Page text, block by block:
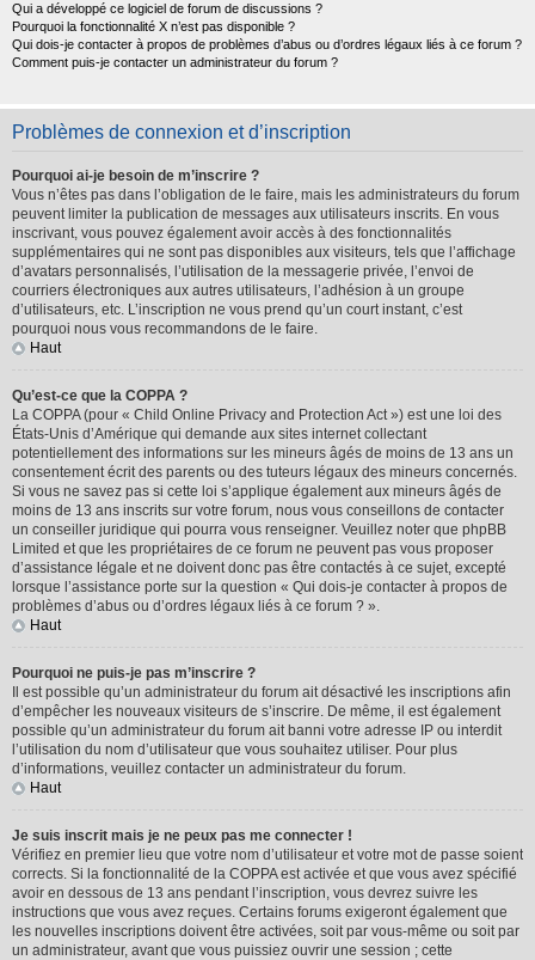
Qui a développé ce logiciel de forum de discussions ?
Pourquoi la fonctionnalité X n’est pas disponible ?
Qui dois-je contacter à propos de problèmes d’abus ou d’ordres légaux liés à ce forum ?
Comment puis-je contacter un administrateur du forum ?
Problèmes de connexion et d’inscription
Pourquoi ai-je besoin de m’inscrire ?
Vous n’êtes pas dans l’obligation de le faire, mais les administrateurs du forum
peuvent limiter la publication de messages aux utilisateurs inscrits. En vous
inscrivant, vous pouvez également avoir accès à des fonctionnalités
supplémentaires qui ne sont pas disponibles aux visiteurs, tels que l’affichage
d’avatars personnalisés, l’utilisation de la messagerie privée, l’envoi de
courriers électroniques aux autres utilisateurs, l’adhésion à un groupe
d’utilisateurs, etc. L’inscription ne vous prend qu’un court instant, c’est
pourquoi nous vous recommandons de le faire.
Haut
Qu’est-ce que la COPPA ?
La COPPA (pour « Child Online Privacy and Protection Act ») est une loi des
États-Unis d’Amérique qui demande aux sites internet collectant
potentiellement des informations sur les mineurs âgés de moins de 13 ans un
consentement écrit des parents ou des tuteurs légaux des mineurs concernés.
Si vous ne savez pas si cette loi s’applique également aux mineurs âgés de
moins de 13 ans inscrits sur votre forum, nous vous conseillons de contacter
un conseiller juridique qui pourra vous renseigner. Veuillez noter que phpBB
Limited et que les propriétaires de ce forum ne peuvent pas vous proposer
d’assistance légale et ne doivent donc pas être contactés à ce sujet, excepté
lorsque l’assistance porte sur la question « Qui dois-je contacter à propos de
problèmes d’abus ou d’ordres légaux liés à ce forum ? ».
Haut
Pourquoi ne puis-je pas m’inscrire ?
Il est possible qu’un administrateur du forum ait désactivé les inscriptions afin
d’empêcher les nouveaux visiteurs de s’inscrire. De même, il est également
possible qu’un administrateur du forum ait banni votre adresse IP ou interdit
l’utilisation du nom d’utilisateur que vous souhaitez utiliser. Pour plus
d’informations, veuillez contacter un administrateur du forum.
Haut
Je suis inscrit mais je ne peux pas me connecter !
Vérifiez en premier lieu que votre nom d’utilisateur et votre mot de passe soient
corrects. Si la fonctionnalité de la COPPA est activée et que vous avez spécifié
avoir en dessous de 13 ans pendant l’inscription, vous devrez suivre les
instructions que vous avez reçues. Certains forums exigeront également que
les nouvelles inscriptions doivent être activées, soit par vous-même ou soit par
un administrateur, avant que vous puissiez ouvrir une session ; cette